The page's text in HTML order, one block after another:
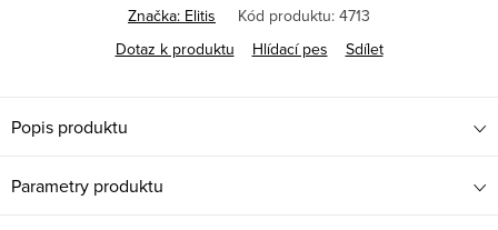
Značka: Elitis Kód produktu: 4713
Dotaz k produktu
Hlídací pes Sdílet
Popis produktu
Parametry produktu